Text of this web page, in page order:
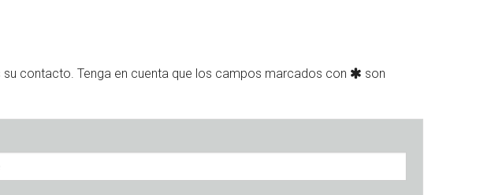
contacto. Tenga en cuenta que los campos marcados con
son